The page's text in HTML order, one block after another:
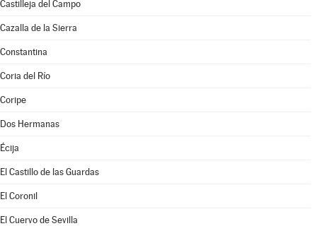
Castilleja del Campo
Cazalla de la Sierra
Constantina
Coria del Río
Coripe
Dos Hermanas
Écija
El Castillo de las Guardas
El Coronil
El Cuervo de Sevilla